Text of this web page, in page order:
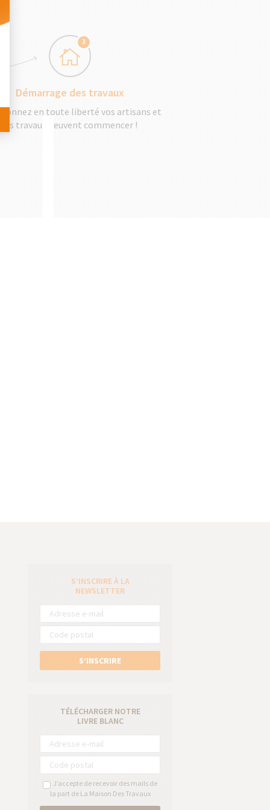
3
Démarrage des travaux
en toute liberté vos artisans et
les travaux peuvent commencer !
S’INSCRIRE À LA
NEWSLETTER
S’INSCRIRE
TÉLÉCHARGER NOTRE
LIVRE BLANC
J’accepte de recevoir des mails de
la part de La Maison Des Travaux
vos Options